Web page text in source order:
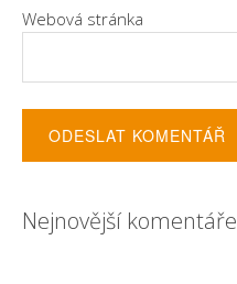
Webová stránka
Nejnovější komentáře